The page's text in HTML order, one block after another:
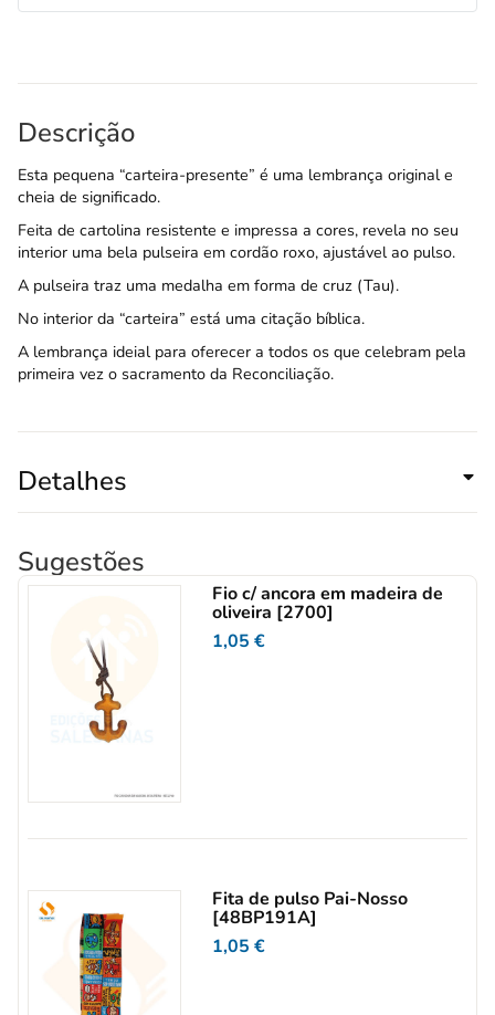
Descrição
Esta pequena “carteira-presente” é uma lembrança original e
cheia de significado.
Feita de cartolina resistente e impressa a cores, revela no seu
interior uma bela pulseira em cordão roxo, ajustável ao pulso.
A pulseira traz uma medalha em forma de cruz (Tau).
No interior da “carteira” está uma citação bíblica.
A lembrança ideial para oferecer a todos os que celebram pela
primeira vez o sacramento da Reconciliação.
Detalhes
Sugestões
Fio c/ ancora em madeira de
oliveira [2700]
1,05€
Fita de pulso Pai-Nosso
[48BP191A]
1,05€